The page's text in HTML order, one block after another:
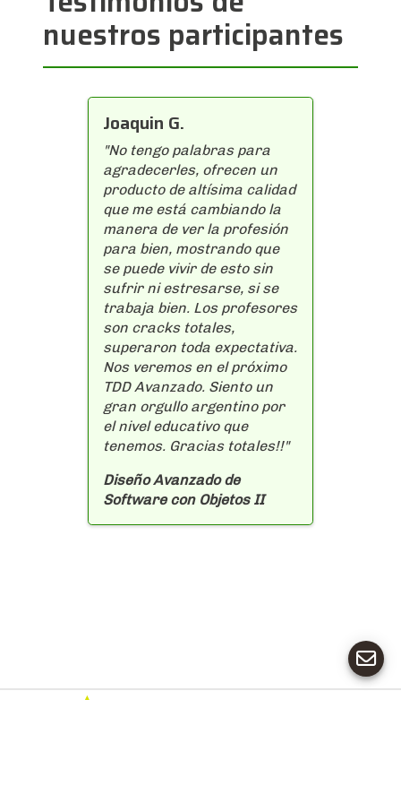
nuestros participantes
Joaquin G.
"No tengo palabras para
agradecerles, ofrecen un
producto de altísima calidad
que me está cambiando la
manera de ver la profesión
para bien, mostrando que
se puede vivir de esto sin
sufrir ni estresarse, si se
trabaja bien. Los profesores
son cracks totales,
superaron toda expectativa.
Nos veremos en el próximo
TDD Avanzado. Siento un
gran orgullo argentino por
el nivel educativo que
tenemos. Gracias totales!!"
Diseño Avanzado de
Software con Objetos II